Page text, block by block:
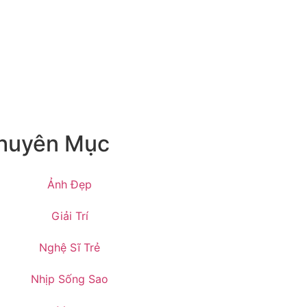
Mục
Ảnh Đẹp
Giải Trí
Nghệ Sĩ Trẻ
Nhịp Sống Sao